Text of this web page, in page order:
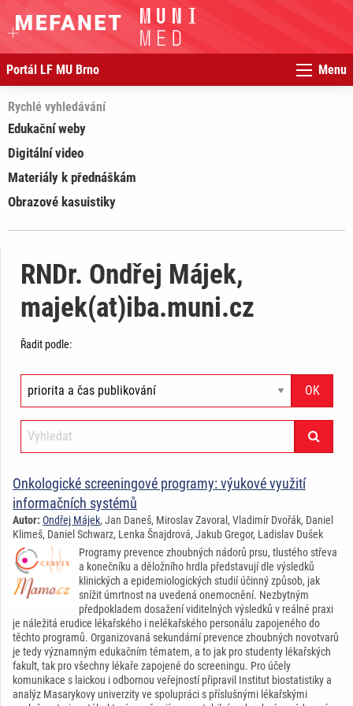
Portál LF MU Brno Menu
Rychlé vyhledávání
Edukační weby
Digitální video
Materiály k přednáškám
Obrazové kasuistiky
RNDr. Ondřej Májek,
majek(at)iba.muni.cz
Řadit podle:
Onkologické screeningové programy: výukové využití
informačních systémů
Autor: Ondřej Májek, Jan Daneš, Miroslav Zavoral, Vladimír Dvořák, Daniel
Klimeš, Daniel Schwarz, Lenka Šnajdrová, Jakub Gregor, Ladislav Dušek
Programy prevence zhoubných nádorů prsu, tlustého střeva
a konečníku a děložního hrdla představují dle výsledků
klinických a epidemiologických studií účinný způsob, jak
snížit úmrtnost na uvedená onemocnění. Nezbytným
předpokladem dosažení viditelných výsledků v reálné praxi
je náležitá erudice lékařského i nelékařského personálu zapojeného do
těchto programů. Organizovaná sekundární prevence zhoubných novotvarů
je tedy významným edukačním tématem, a to jak pro studenty lékařských
fakult, tak pro všechny lékaře zapojené do screeningu. Pro účely
komunikace s laickou i odbornou veřejností připravil Institut biostatistiky a
analýz Masarykovy univerzity ve spolupráci s příslušnými lékařskými